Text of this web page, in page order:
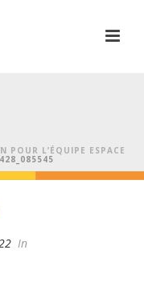
POUR L’ÉQUIPE ESPACE
In